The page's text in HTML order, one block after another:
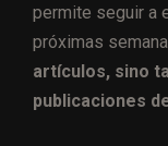
permite seguir a
próximas
artículos, sino
publicaciones